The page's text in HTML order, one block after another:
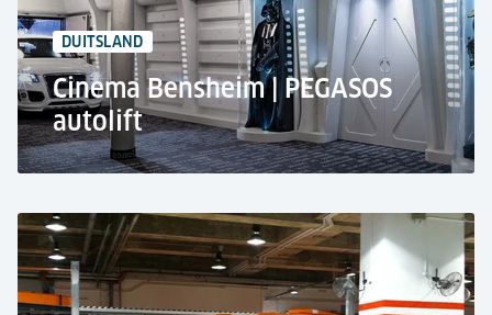
17.000 Palletopslag Plaatsen
DUITSLAND
Cinema Bensheim | PEGASOS
autolift
Bioscoop LUXOR in Bensheim, Duitsland
Autolift PEGASOS